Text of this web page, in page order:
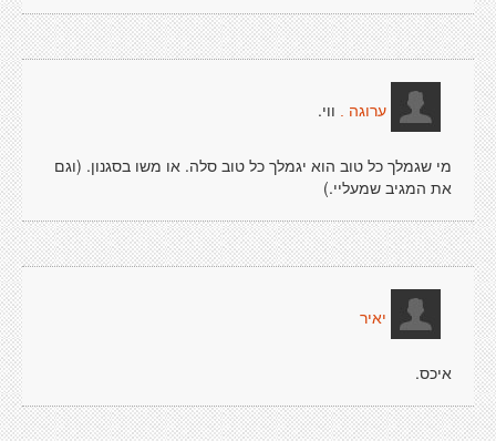
ערוגה . ווי.
מי שגמלך כל טוב הוא יגמלך כל טוב סלה. או משו בסגנון. (וגם
את המגיב שמעליי.)
יאיר
איכס.